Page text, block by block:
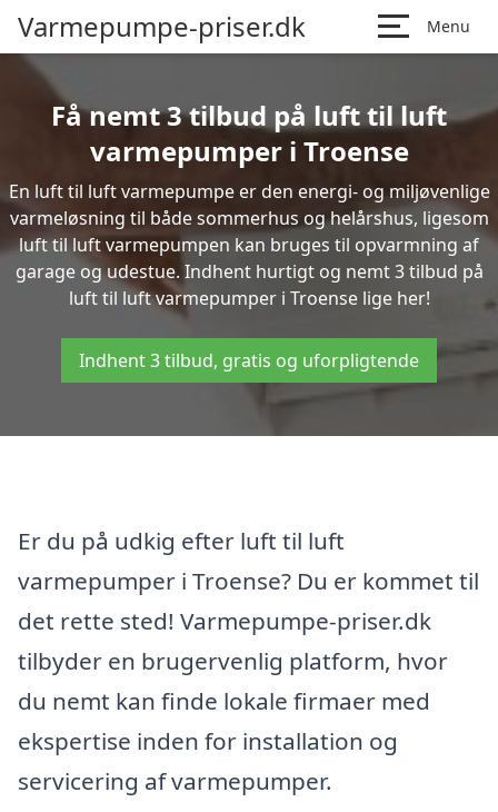
Varmepumpe-priser.dk Menu
Få nemt 3 tilbud på luft til luft
varmepumper i Troense
En luft til luft varmepumpe er den energi- og miljøvenlige
varmeløsning til både sommerhus og helårshus, ligesom
luft til luft varmepumpen kan bruges til opvarmning af
garage og udestue. Indhent hurtigt og nemt 3 tilbud på
luft til luft varmepumper i Troense lige her!
Indhent 3 tilbud, gratis og uforpligtende
Er du på udkig efter luft til luft
varmepumper i Troense? Du er kommet til
det rette sted! Varmepumpe-priser.dk
tilbyder en brugervenlig platform, hvor
du nemt kan finde lokale firmaer med
ekspertise inden for installation og
servicering af varmepumper.